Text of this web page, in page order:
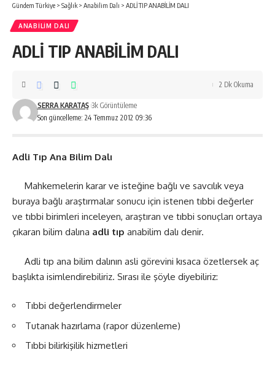
Gündem Türkiye > Sağlık > Anabilim Dalı > ADLİ TIP ANABİLİM DALI
ANABILIM DALI
ADLİ TIP ANABİLİM DALI
Son güncelleme: 24 Temmuz 2012 09:36
SERRA KARATAŞ 3k Görüntüleme
2 Dk Okuma
Adli Tıp Ana Bilim Dalı
Mahkemelerin karar ve isteğine bağlı ve savcılık veya
buraya bağlı araştırmalar sonucu için istenen tıbbi değerler
ve tıbbi birimleri inceleyen, araştıran ve tıbbi sonuçları ortaya
çıkaran bilim dalına adli tıp anabilim dalı denir.
Adli tıp ana bilim dalının asli görevini kısaca özetlersek aç
başlıkta isimlendirebiliriz. Sırası ile şöyle diyebiliriz:
Tıbbi değerlendirmeler
Tutanak hazırlama (rapor düzenleme)
Tıbbi bilirkişilik hizmetleri